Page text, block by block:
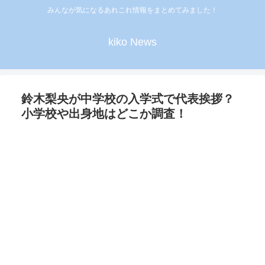
みんなが気になるあれこれ情報をまとめてみました！
kiko News
鈴木梨央が中学校の入学式で代表挨拶？
小学校や出身地はどこか調査！